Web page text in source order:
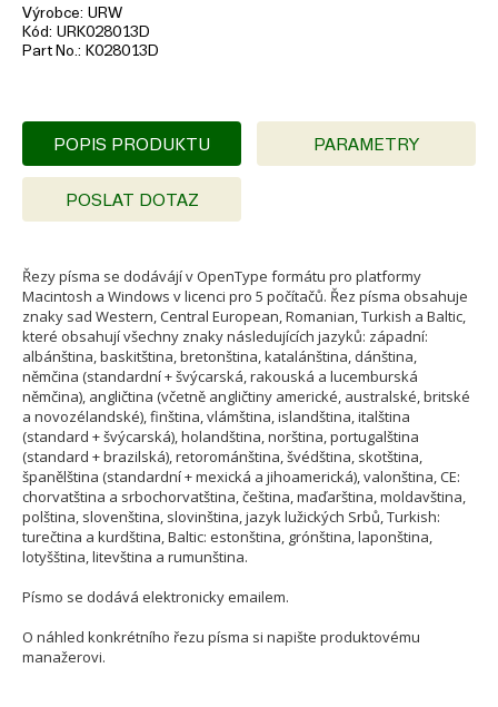
Výrobce URW
Kód URK028013D
Part No.
K028013D
POPIS PRODUKTU PARAMETRY
POSLAT DOTAZ
Řezy písma se dodávájí v OpenType formátu pro platformy
Macintosh a Windows v licenci pro 5 počítačů. Řez písma obsahuje
znaky sad Western, Central European, Romanian, Turkish a Baltic,
které obsahují všechny znaky následujících jazyků: západní:
albánština, baskitština, bretonština, katalánština, dánština,
němčina (standardní + švýcarská, rakouská a lucemburská
němčina), angličtina (včetně angličtiny americké, australské, britské
a novozélandské), finština, vlámština, islandština, italština
(standard + švýcarská), holandština, norština, portugalština
(standard + brazilská), retorománština, švédština, skotština,
španělština (standardní + mexická a jihoamerická), valonština, CE:
chorvatština a srbochorvatština, čeština, maďarština, moldavština,
polština, slovenština, slovinština, jazyk lužických Srbů, Turkish:
turečtina a kurdština, Baltic: estonština, grónština, laponština,
lotyšština, litevština a rumunština.
Písmo se dodává elektronicky emailem.
O náhled konkrétního řezu písma si napište produktovému
manažerovi.